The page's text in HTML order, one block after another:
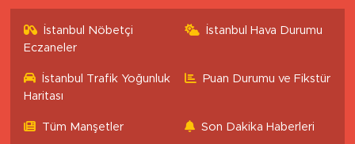
İstanbul Nöbetçi
Eczaneler
İstanbul Hava Durumu
İstanbul Trafik Yoğunluk
Haritası
Puan Durumu ve Fikstür
Tüm Manşetler Son Dakika Haberleri